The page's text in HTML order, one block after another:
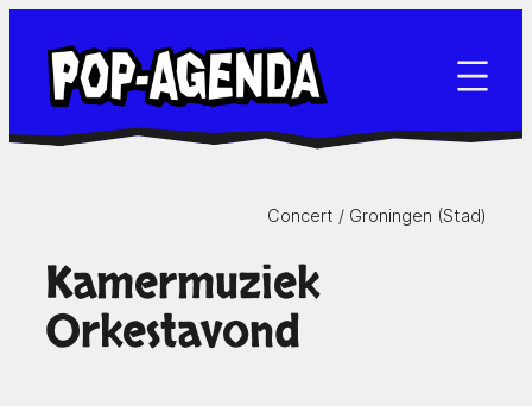
naar
inhoud
Concert / Groningen (Stad)
Kamermuziek
Orkestavond